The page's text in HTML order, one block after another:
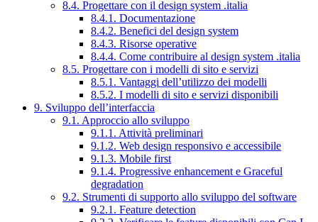
8.4. Progettare con il design system .italia
8.4.1. Documentazione
8.4.2. Benefici del design system
8.4.3. Risorse operative
8.4.4. Come contribuire al design system .italia
8.5. Progettare con i modelli di sito e servizi
8.5.1. Vantaggi dell’utilizzo dei modelli
8.5.2. I modelli di sito e servizi disponibili
9. Sviluppo dell’interfaccia
9.1. Approccio allo sviluppo
9.1.1. Attività preliminari
9.1.2. Web design responsivo e accessibile
9.1.3. Mobile first
9.1.4. Progressive enhancement e Graceful
degradation
9.2. Strumenti di supporto allo sviluppo del software
9.2.1. Feature detection